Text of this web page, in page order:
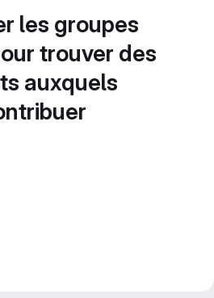
les groupes
trouver des
auxquels